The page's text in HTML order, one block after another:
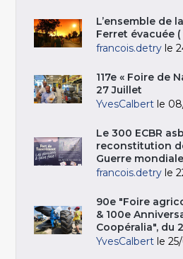
L’ensemble de
Ferret évacuée
francois.detry le
117e « Foire de
27 Juillet
YvesCalbert le
Le 300 ECBR
reconstitution
Guerre
francois.detry le
90e "Foire
& 100e
Coopéralia", du
YvesCalbert le